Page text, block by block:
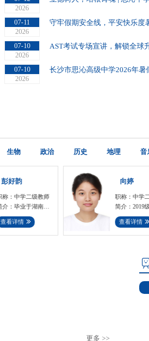
2026
07-11
2026
守牢假期安全线，平安快乐度
07-10
2026
AST考试专场宣讲，解锁全球
07-10
2026
长沙市思沁高级中学2026年
生物 政治 历史 地理 音
向婷
职称：中学二级教师
简介：2019级全员上
岸班语文教师 ，前非
著名“行走的....
查看详情
卿雅茜
简介：研究
语文专业。
语文教学及
作。教学理
有加，润....
查看详情
更多 >>